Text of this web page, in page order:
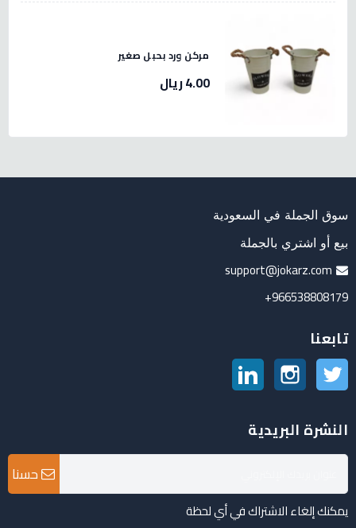
مركن ورد بحبل صغير
4.00 ريال
سوق الجملة في السعودية
بيع أو اشتري بالجملة
support@jokarz.com
966538808179+
تابعنا
تويتر انستغرام
النشرة البريدية
حسنا
يمكنك إلغاء الاشتراك في أي لحظة